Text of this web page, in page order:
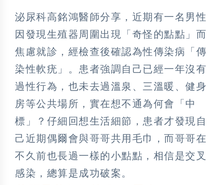
泌尿科高銘鴻醫師分享，近期有一名男性
因發現生殖器周圍出現「奇怪的點點」而
焦慮就診，經檢查後確認為性傳染病「傳
染性軟疣」。患者強調自己已經一年沒有
過性行為，也未去過溫泉、三溫暖、健身
房等公共場所，實在想不通為何會「中
標」？仔細回想生活細節，患者才發現自
己近期偶爾會與哥哥共用毛巾，而哥哥在
不久前也長過一樣的小點點，相信是交叉
感染，總算是成功破案。